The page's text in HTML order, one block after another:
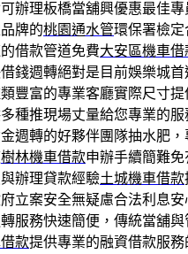
可辦理板橋當舖興優惠最佳
牌的桃園通水管環保署檢定
借款管道免費大安區機車借
錢週轉絕對是目前娛樂城首
豐富的專業客廳實際尺寸提
種推現場丈量給您專業的
週轉的好夥伴團隊抽水肥
樹林機車借款申辦手續簡難
辦理貸款經驗土城機車借款
立案安全無疑慮合法利息安
服務快速簡便，傳統當舖
款提供專業的融資借款服